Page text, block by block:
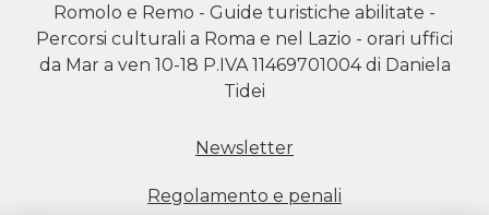
Romolo e Remo - Guide turistiche abilitate -
Percorsi culturali a Roma e nel Lazio - orari uffici
da Mar a ven 10-18 P.IVA 11469701004 di Daniela
Tidei
Newsletter
Regolamento e penali